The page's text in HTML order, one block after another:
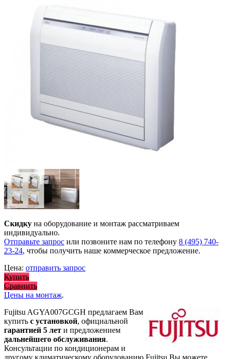
Скидку на оборудование и монтаж рассматриваем
индивидуально.
Отправьте запрос или позвоните нам по телефону 8 (495) 740-
23-24, чтобы получить наше коммерческое предложение.
Цена: отправить запрос
Купить
Сравнить
Цены на монтаж.
Fujitsu AGYA007GCGH предлагаем Вам
купить с установкой, официальной
гарантией 5 лет и предложением
дальнейшего обслуживания.
Консультации по кондиционерам и